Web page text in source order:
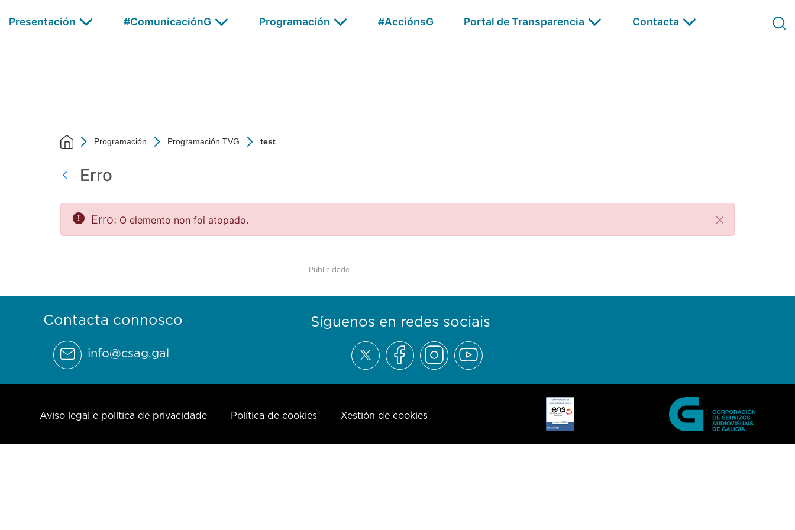
AGalega G24 AGalega Audio Xabarín Á Carta
Presentación #ComunicaciónG Programación #AcciónsG Portal de Transparencia Contacta
Programación Programación TVG test
Erro
Pechar
Erro: O elemento non foi atopado.
Publicidade
Contacta connosco
info@csag.gal
Síguenos en redes sociais
Aviso legal e política de privacidade Política de cookies Xestión de cookies